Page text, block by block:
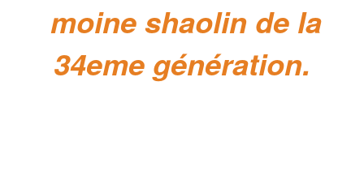
moine shaolin de la
34eme génération.